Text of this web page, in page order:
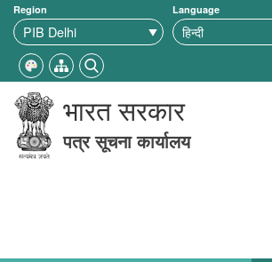
Region Language
भारत सरकार
पत्र सूचना कार्यालय